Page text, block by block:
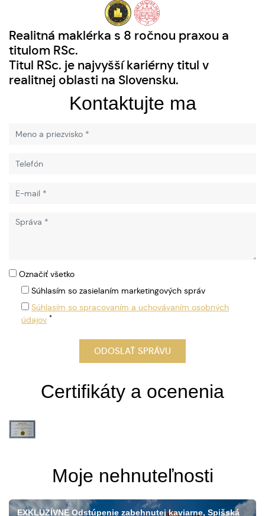
Realitná maklérka s 8 ročnou praxou a
titulom RSc.
Titul RSc. je najvyšší kariérny titul v
realitnej oblasti na Slovensku.
Kontaktujte ma
Označiť všetko
Súhlasím so zasielaním marketingových správ
Súhlasím so spracovaním a uchovávaním osobných
údajov *
Certifikáty a ocenenia
Moje nehnuteľnosti
EXKLUZÍVNE Odstúpenie zabehnutej kaviarne, Spišská